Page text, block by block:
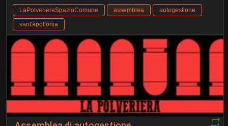
LaPolverieraSpazioComune assemblea
autogestione
sant'apollonia